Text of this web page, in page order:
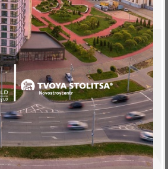
ул. Кижеватова
Слобода», 566 м